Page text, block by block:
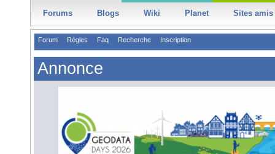
Forums Blogs Wiki Planet Sites amis
Forum Règles Faq Recherche Inscription
Annonce